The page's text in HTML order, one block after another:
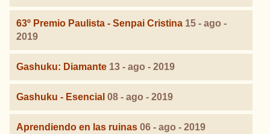
63º Premio Paulista - Senpai Cristina 15 - ago -
2019
Gashuku: Diamante 13 - ago - 2019
Gashuku - Esencial 08 - ago - 2019
Aprendiendo en las ruinas 06 - ago - 2019